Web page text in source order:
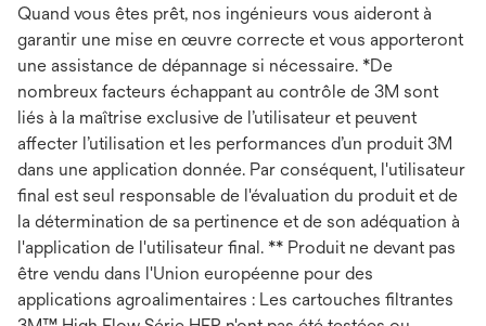
Quand vous êtes prêt, nos ingénieurs vous aideront à
garantir une mise en œuvre correcte et vous apporteront
une assistance de dépannage si nécessaire. *De
nombreux facteurs échappant au contrôle de 3M sont
liés à la maîtrise exclusive de l’utilisateur et peuvent
affecter l’utilisation et les performances d’un produit 3M
dans une application donnée. Par conséquent, l'utilisateur
final est seul responsable de l'évaluation du produit et de
la détermination de sa pertinence et de son adéquation à
l'application de l'utilisateur final. ** Produit ne devant pas
être vendu dans l'Union européenne pour des
applications agroalimentaires : Les cartouches filtrantes